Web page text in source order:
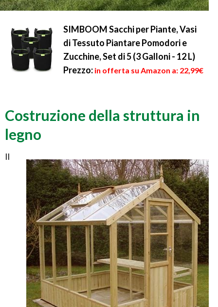
SIMBOOM Sacchi per Piante, Vasi
di Tessuto Piantare Pomodori e
Zucchine, Set di 5 (3 Galloni - 12 L)
Prezzo: in offerta su Amazon a: 22,99€
Costruzione della struttura in
legno
Il